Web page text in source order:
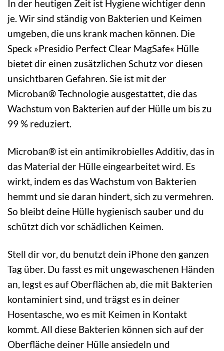
In der heutigen Zeit ist Hygiene wichtiger denn
je. Wir sind ständig von Bakterien und Keimen
umgeben, die uns krank machen können. Die
Speck »Presidio Perfect Clear MagSafe« Hülle
bietet dir einen zusätzlichen Schutz vor diesen
unsichtbaren Gefahren. Sie ist mit der
Microban® Technologie ausgestattet, die das
Wachstum von Bakterien auf der Hülle um bis zu
99 % reduziert.
Microban® ist ein antimikrobielles Additiv, das in
das Material der Hülle eingearbeitet wird. Es
wirkt, indem es das Wachstum von Bakterien
hemmt und sie daran hindert, sich zu vermehren.
So bleibt deine Hülle hygienisch sauber und du
schützt dich vor schädlichen Keimen.
Stell dir vor, du benutzt dein iPhone den ganzen
Tag über. Du fasst es mit ungewaschenen Händen
an, legst es auf Oberflächen ab, die mit Bakterien
kontaminiert sind, und trägst es in deiner
Hosentasche, wo es mit Keimen in Kontakt
kommt. All diese Bakterien können sich auf der
Oberfläche deiner Hülle ansiedeln und